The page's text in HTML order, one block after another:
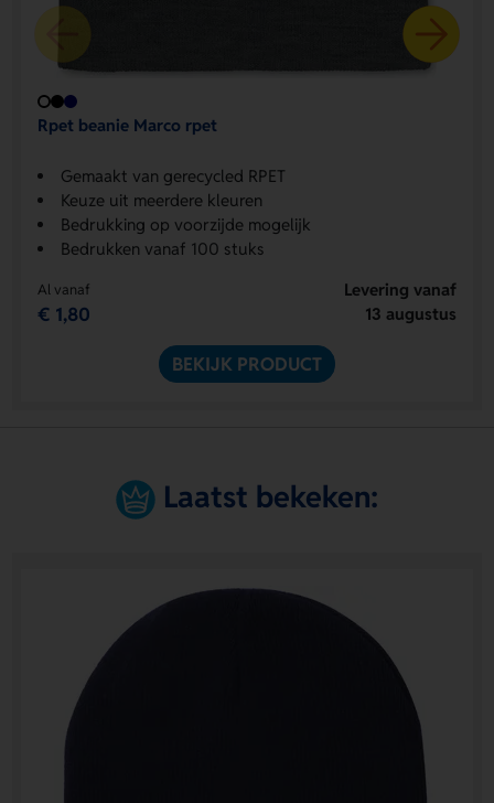
Rpet beanie Marco rpet
Gemaakt van gerecycled RPET
Keuze uit meerdere kleuren
Bedrukking op voorzijde mogelijk
Bedrukken vanaf 100 stuks
Al vanaf
€ 1,80
Levering vanaf
13 augustus
BEKIJK PRODUCT
Laatst bekeken: